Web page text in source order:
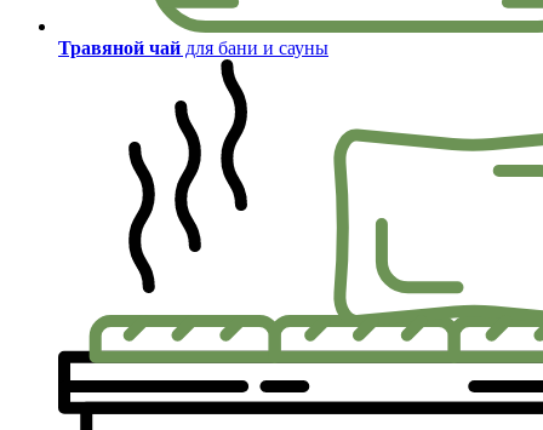
Травяной чай для бани и сауны